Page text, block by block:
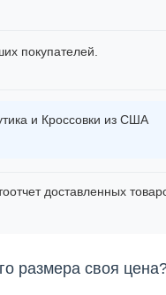
покупателей.
и Кроссовки из США
доставленных
размера своя